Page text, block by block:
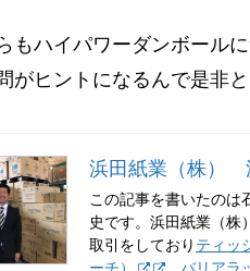
もハイパワーダンボール
がヒントになるんで是非
浜田紙業（株）
この記事を書いたのは
史です。浜田紙業（株
取引をしており ティッ
ーチ）
バリアラ